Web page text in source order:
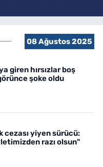
08 Ağustos 2025
giren hırsızlar boş
şoke oldu
cezası yiyen sürücü:
razı olsun"